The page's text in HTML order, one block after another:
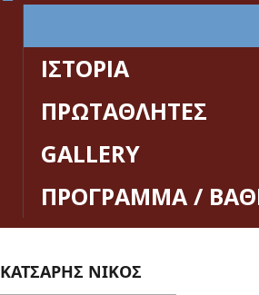
ΙΣΤΟΡΙΑ
ΠΡΩΤΑΘΛΗΤΕΣ
GALLERY
ΠΡΟΓΡΑΜΜΑ /
ΚΑΤΣΑΡΗΣ ΝΙΚΟΣ